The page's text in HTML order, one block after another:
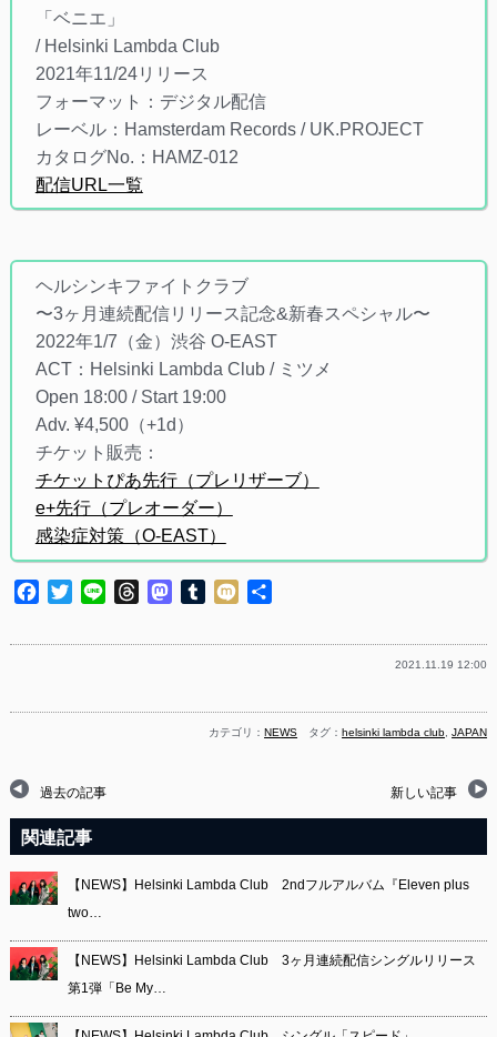
「ベニエ」
/ Helsinki Lambda Club
2021年11/24リリース
フォーマット：デジタル配信
レーベル：Hamsterdam Records / UK.PROJECT
カタログNo.：HAMZ-012
配信URL一覧
ヘルシンキファイトクラブ
〜3ヶ月連続配信リリース記念&新春スペシャル〜
2022年1/7（金）渋谷 O-EAST
ACT：Helsinki Lambda Club / ミツメ
Open 18:00 / Start 19:00
Adv. ¥4,500（+1d）
チケット販売：
チケットぴあ先行（プレリザーブ）
e+先行（プレオーダー）
感染症対策（O-EAST）
Facebook
TwitterLine ThreadsMastodon
Tumblr
Mixi
2021.11.19 12:00
カテゴリ：NEWS タグ：helsinki lambda club ,JAPAN
過去の記事 新しい記事
関連記事
【NEWS】Helsinki Lambda Club 2ndフルアルバム『Eleven plus
two…
【NEWS】Helsinki Lambda Club 3ヶ月連続配信シングルリリース
第1弾「Be My…